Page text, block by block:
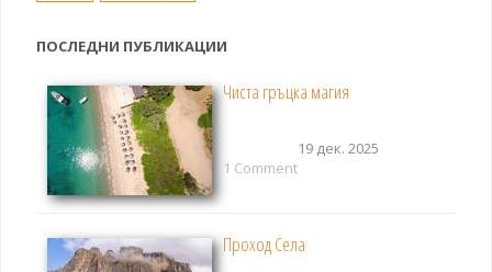
ПОСЛЕДНИ ПУБЛИКАЦИИ
Чиста гръцка магия
19 дек. 2025
1 Comment
Проход Села